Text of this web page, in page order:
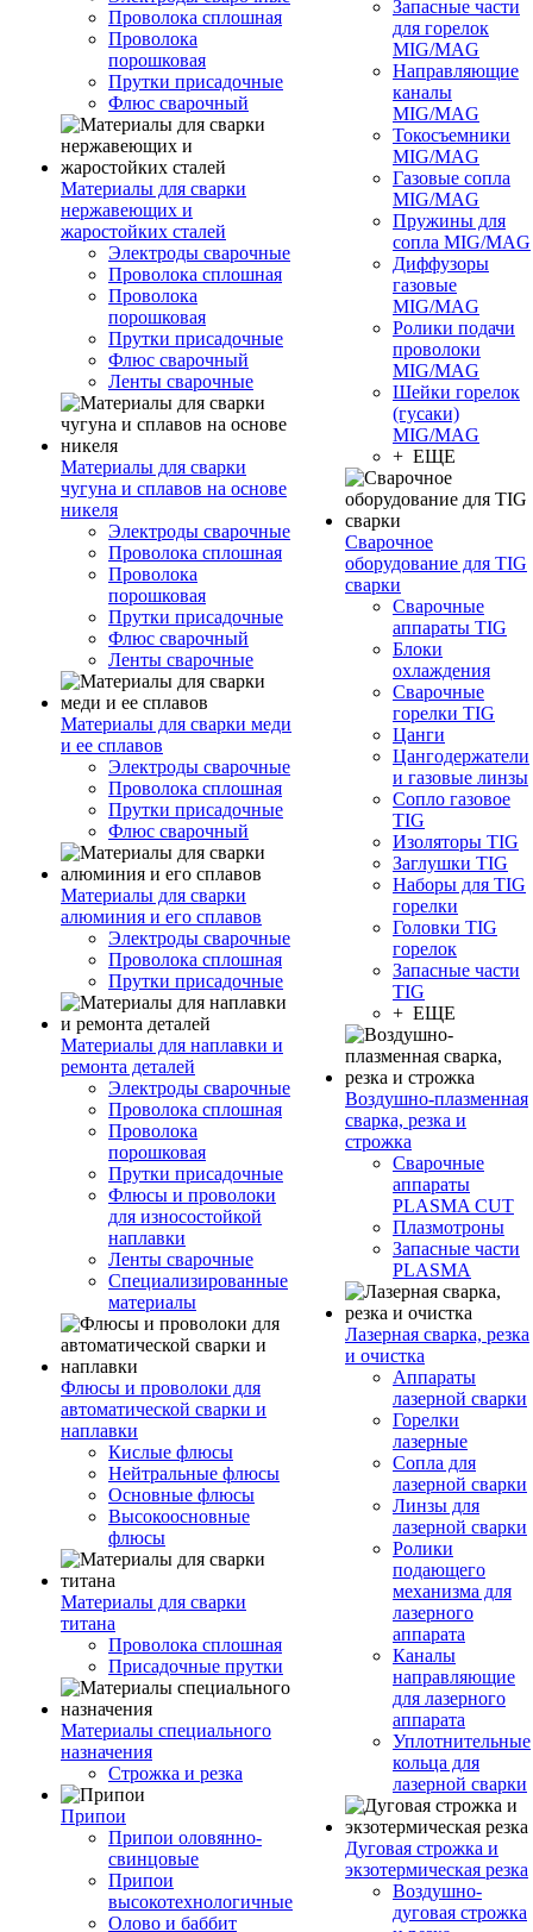
Проволока сплошная
Проволока
порошковая
Прутки присадочные
Флюс сварочный
Материалы для сварки
нержавеющих и
жаростойких сталей
Электроды сварочные
Проволока сплошная
Проволока
порошковая
Прутки присадочные
Флюс сварочный
Ленты сварочные
Материалы для сварки
чугуна и сплавов на основе
никеля
Электроды сварочные
Проволока сплошная
Проволока
порошковая
Прутки присадочные
Флюс сварочный
Ленты сварочные
Материалы для сварки меди
и ее сплавов
Электроды сварочные
Проволока сплошная
Прутки присадочные
Флюс сварочный
Материалы для сварки
алюминия и его сплавов
Электроды сварочные
Проволока сплошная
Прутки присадочные
Материалы для наплавки и
ремонта деталей
Электроды сварочные
Проволока сплошная
Проволока
порошковая
Прутки присадочные
Флюсы и проволоки
для износостойкой
наплавки
Ленты сварочные
Специализированные
материалы
Флюсы и проволоки для
автоматической сварки и
наплавки
Кислые флюсы
Нейтральные флюсы
Основные флюсы
Высокоосновные
флюсы
Материалы для сварки
титана
Проволока сплошная
Присадочные прутки
Материалы специального
назначения
Строжка и резка
Припои
Припои оловянно-
свинцовые
Припои
высокотехнологичные
Олово и баббит
Запасные части
для горелок
MIG/MAG
Направляющие
каналы
MIG/MAG
Токосъемники
MIG/MAG
Газовые сопла
MIG/MAG
Пружины для
сопла MIG/MAG
Диффузоры
газовые
MIG/MAG
Ролики подачи
проволоки
MIG/MAG
Шейки горелок
(гусаки)
MIG/MAG
+ ЕЩЕ
Сварочное
оборудование для TIG
сварки
Сварочные
аппараты TIG
Блоки
охлаждения
Сварочные
горелки TIG
Цанги
Цангодержатели
и газовые линзы
Сопло газовое
TIG
Изоляторы TIG
Заглушки TIG
Наборы для TIG
горелки
Головки TIG
горелок
Запасные части
TIG
+ ЕЩЕ
Воздушно-плазменная
сварка, резка и
строжка
Сварочные
аппараты
PLASMA CUT
Плазмотроны
Запасные части
PLASMA
Лазерная сварка, резка
и очистка
Аппараты
лазерной сварки
Горелки
лазерные
Сопла для
лазерной сварки
Линзы для
лазерной сварки
Ролики
подающего
механизма для
лазерного
аппарата
Каналы
направляющие
для лазерного
аппарата
Уплотнительные
кольца для
лазерной сварки
Дуговая строжка и
экзотермическая резка
Воздушно-
дуговая строжка